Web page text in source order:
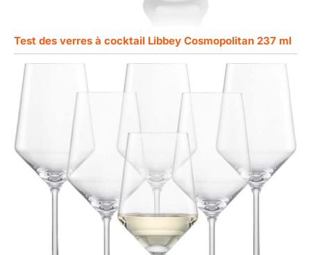
Test des verres à cocktail Libbey Cosmopolitan 237 ml